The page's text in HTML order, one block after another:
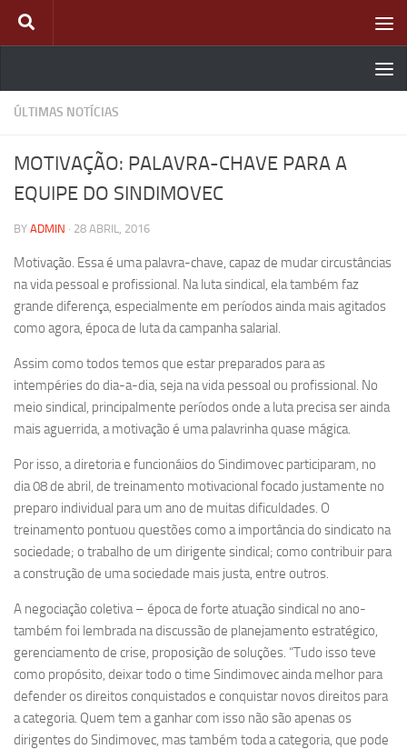
Skip to content
ÚLTIMAS NOTÍCIAS
MOTIVAÇÃO: PALAVRA-CHAVE PARA A
EQUIPE DO SINDIMOVEC
BY ADMIN · 28 ABRIL, 2016
Motivação. Essa é uma palavra-chave, capaz de mudar circustâncias
na vida pessoal e profissional. Na luta sindical, ela também faz
grande diferença, especialmente em períodos ainda mais agitados
como agora, época de luta da campanha salarial.
Assim como todos temos que estar preparados para as
intempéries do dia-a-dia, seja na vida pessoal ou profissional. No
meio sindical, principalmente períodos onde a luta precisa ser ainda
mais aguerrida, a motivação é uma palavrinha quase mágica.
Por isso, a diretoria e funcionáios do Sindimovec participaram, no
dia 08 de abril, de treinamento motivacional focado justamente no
preparo individual para um ano de muitas dificuldades. O
treinamento pontuou questões como a importância do sindicato na
sociedade; o trabalho de um dirigente sindical; como contribuir para
a construção de uma sociedade mais justa, entre outros.
A negociação coletiva – época de forte atuação sindical no ano-
também foi lembrada na discussão de planejamento estratégico,
gerenciamento de crise, proposição de soluções. “Tudo isso teve
como propósito, deixar todo o time Sindimovec ainda melhor para
defender os direitos conquistados e conquistar novos direitos para
a categoria. Quem tem a ganhar com isso não são apenas os
dirigentes do Sindimovec, mas também toda a categoria, que pode